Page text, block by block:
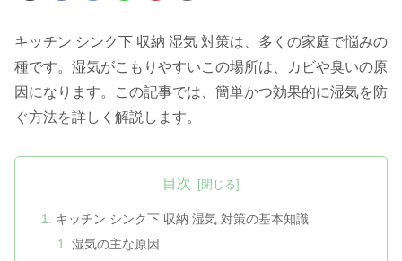
キッチン シンク下 収納 湿気 対策は、多くの家庭で悩みの
種です。湿気がこもりやすいこの場所は、カビや臭いの原
因になります。この記事では、簡単かつ効果的に湿気を防
ぐ方法を詳しく解説します。
目次
キッチン シンク下 収納 湿気 対策の基本知識
湿気の主な原因